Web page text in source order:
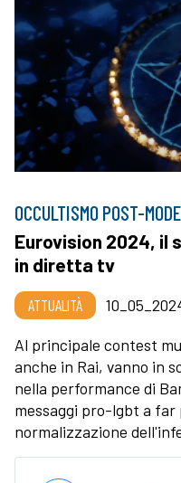
OCCULTISMO POST-
Eurovision 2024, il
in diretta tv
ATTUALITÀ
Al principale contest
anche in Rai, vanno in
nella performance di
messaggi pro-lgbt a far
normalizzazione